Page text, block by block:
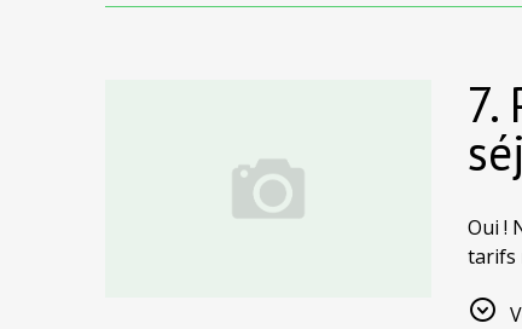
7.
Oui !
tarifs